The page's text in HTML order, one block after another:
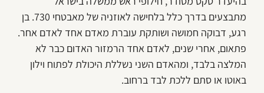
מתבצעים בדרך כלל בלחישה לאוזניה של מאבטחי 730. בן
רגע, דבוקה חמושה ושותקת עוברת מאדם אחד לאדם אחר.
פתאום, אחרי שנים, לאדם אחד הרמזור האדום כבר לא
המלצה בלבד, ומהאדם השני נשללת היכולת לפתוח וילון
באוטו או סתם ללכת לבד ברחוב.